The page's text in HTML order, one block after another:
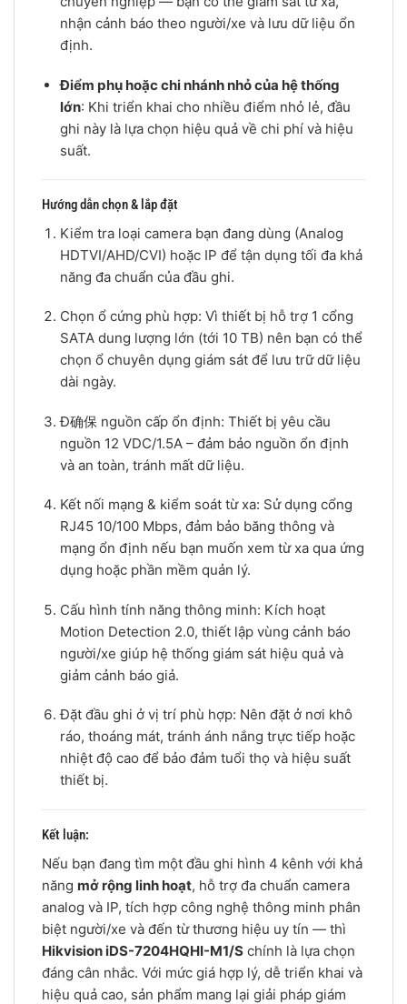
nhận cảnh báo theo người/xe và lưu dữ liệu ổn
định.
Điểm phụ hoặc chi nhánh nhỏ của hệ thống
lớn: Khi triển khai cho nhiều điểm nhỏ lẻ, đầu
ghi này là lựa chọn hiệu quả về chi phí và hiệu
suất.
Hướng dẫn chọn & lắp đặt
Kiểm tra loại camera bạn đang dùng (Analog
HDTVI/AHD/CVI) hoặc IP để tận dụng tối đa khả
năng đa chuẩn của đầu ghi.
Chọn ổ cứng phù hợp: Vì thiết bị hỗ trợ 1 cổng
SATA dung lượng lớn (tới 10 TB) nên bạn có thể
chọn ổ chuyên dụng giám sát để lưu trữ dữ liệu
dài ngày.
Đ确保 nguồn cấp ổn định: Thiết bị yêu cầu
nguồn 12 VDC/1.5A – đảm bảo nguồn ổn định
và an toàn, tránh mất dữ liệu.
Kết nối mạng & kiểm soát từ xa: Sử dụng cổng
RJ45 10/100 Mbps, đảm bảo băng thông và
mạng ổn định nếu bạn muốn xem từ xa qua ứng
dụng hoặc phần mềm quản lý.
Cấu hình tính năng thông minh: Kích hoạt
Motion Detection 2.0, thiết lập vùng cảnh báo
người/xe giúp hệ thống giám sát hiệu quả và
giảm cảnh báo giả.
Đặt đầu ghi ở vị trí phù hợp: Nên đặt ở nơi khô
ráo, thoáng mát, tránh ánh nắng trực tiếp hoặc
nhiệt độ cao để bảo đảm tuổi thọ và hiệu suất
thiết bị.
Kết luận:
Nếu bạn đang tìm một đầu ghi hình 4 kênh với khả
năng mở rộng linh hoạt, hỗ trợ đa chuẩn camera
analog và IP, tích hợp công nghệ thông minh phân
biệt người/xe và đến từ thương hiệu uy tín — thì
Hikvision iDS-7204HQHI-M1/S chính là lựa chọn
đáng cân nhắc. Với mức giá hợp lý, dễ triển khai và
hiệu quả cao, sản phẩm mang lại giải pháp giám